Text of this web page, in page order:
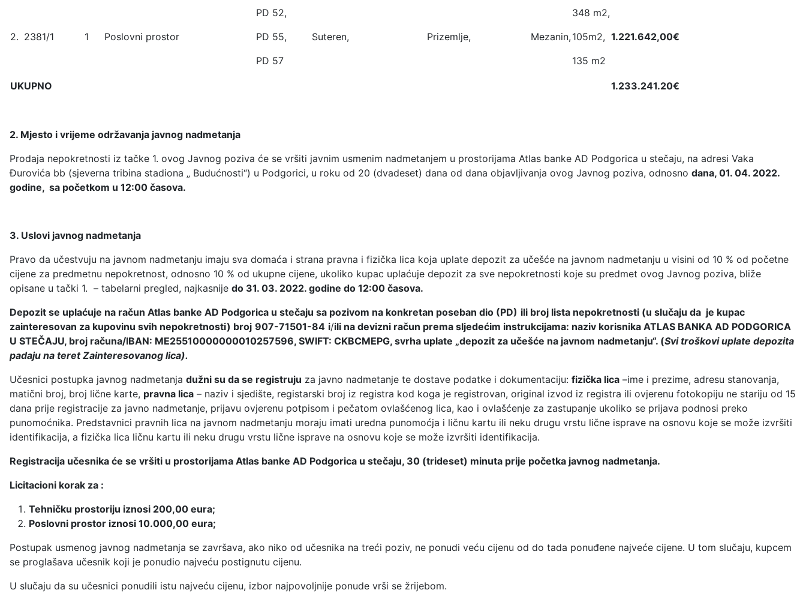
2. 2381/1 1 Poslovni prostor
PD 52,
PD 55,
PD 57
Suteren, Prizemlje, Mezanin,
348 m2,
105m2,
135 m2
1.221.642,00€
UKUPNO 1.233.241.20€
2. Mjesto i vrijeme održavanja javnog nadmetanja
Prodaja nepokretnosti iz tačke 1. ovog Javnog poziva će se vršiti javnim usmenim nadmetanjem u prostorijama Atlas banke AD Podgorica u stečaju, na adresi Vaka
Đurovića bb (sjeverna tribina stadiona „ Budućnosti“) u Podgorici, u roku od 20 (dvadeset) dana od dana objavljivanja ovog Javnog poziva, odnosno dana, 01. 04. 2022.
godine, sa početkom u 12:00 časova.
3. Uslovi javnog nadmetanja
Pravo da učestvuju na javnom nadmetanju imaju sva domaća i strana pravna i fizička lica koja uplate depozit za učešće na javnom nadmetanju u visini od 10 % od početne
cijene za predmetnu nepokretnost, odnosno 10 % od ukupne cijene, ukoliko kupac uplaćuje depozit za sve nepokretnosti koje su predmet ovog Javnog poziva, bliže
opisane u tački 1. – tabelarni pregled, najkasnije do 31. 03. 2022. godine do 12:00 časova.
Depozit se uplaćuje na račun Atlas banke AD Podgorica u stečaju sa pozivom na konkretan poseban dio (PD) ili broj lista nepokretnosti (u slučaju da je kupac
zainteresovan za kupovinu svih nepokretnosti) broj 907-71501-84 i/ili na devizni račun prema sljedećim instrukcijama: naziv korisnika ATLAS BANKA AD PODGORICA
U STEČAJU, broj računa/IBAN: ME25510000000010257596, SWIFT: CKBCMEPG, svrha uplate „depozit za učešće na javnom nadmetanju“. (Svi troškovi uplate depozita
padaju na teret Zainteresovanog lica).
Učesnici postupka javnog nadmetanja dužni su da se registruju za javno nadmetanje te dostave podatke i dokumentaciju: fizička lica –ime i prezime, adresu stanovanja,
matični broj, broj lične karte, pravna lica – naziv i sjedište, registarski broj iz registra kod koga je registrovan, original izvod iz registra ili ovjerenu fotokopiju ne stariju od 15
dana prije registracije za javno nadmetanje, prijavu ovjerenu potpisom i pečatom ovlašćenog lica, kao i ovlašćenje za zastupanje ukoliko se prijava podnosi preko
punomoćnika. Predstavnici pravnih lica na javnom nadmetanju moraju imati uredna punomoćja i ličnu kartu ili neku drugu vrstu lične isprave na osnovu koje se može izvršiti
identifikacija, a fizička lica ličnu kartu ili neku drugu vrstu lične isprave na osnovu koje se može izvršiti identifikacija.
Registracija učesnika će se vršiti u prostorijama Atlas banke AD Podgorica u stečaju, 30 (trideset) minuta prije početka javnog nadmetanja.
Licitacioni korak za :
Tehničku prostoriju iznosi 200,00 eura;
Poslovni prostor iznosi 10.000,00 eura;
Postupak usmenog javnog nadmetanja se završava, ako niko od učesnika na treći poziv, ne ponudi veću cijenu od do tada ponuđene najveće cijene. U tom slučaju, kupcem
se proglašava učesnik koji je ponudio najveću postignutu cijenu.
U slučaju da su učesnici ponudili istu najveću cijenu, izbor najpovoljnije ponude vrši se žrijebom.